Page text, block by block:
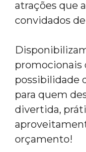
atrações que
convidados
promocionais
possibilidade
para quem
divertida,
orçamento!